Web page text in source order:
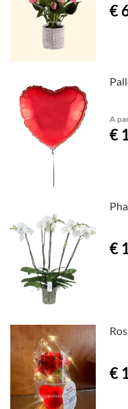
€
A
€
€
€